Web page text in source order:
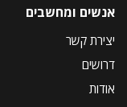
אנשים ומחשבים
יצירת קשר
דרושים
אודות